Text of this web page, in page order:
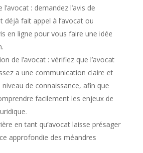
: demandez l’avis de
déjà fait appel à l’avocat ou
en ligne pour vous faire une idée
de l’avocat : vérifiez que l’avocat
a une communication claire et
de connaissance, afin que
facilement les enjeux de
en tant qu’avocat laisse présager
approfondie des méandres